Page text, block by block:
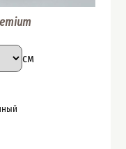
вариант
см